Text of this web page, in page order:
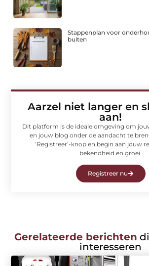
Stappenplan voor
buiten
Aarzel niet langer en
aan!
Dit platform is de ideale omgeving om
en jouw blog onder de aandacht te
‘Registreer’-knop en begin aan jouw
bekendheid en groei.
Registreer nu
Gerelateerde berichten
interesseren